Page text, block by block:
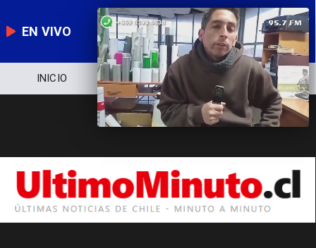
EN VIVO
INICIO NOTICIERO POLÍTICA